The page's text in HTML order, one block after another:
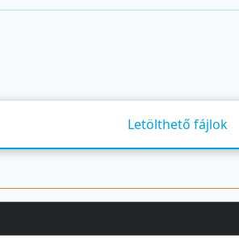
Letölthető fájlok